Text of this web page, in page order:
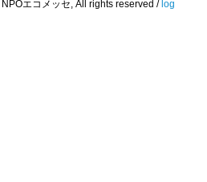
エコメッセ, All rights reserved / log